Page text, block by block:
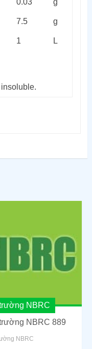
7.5 g
1 L
NBRC
NBRC 889
NBRC